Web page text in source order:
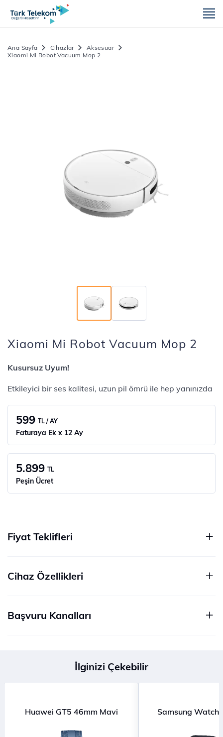
Ana Sayfa Cihazlar
Aksesuar
Xiaomi Mi Robot Vacuum Mop 2
Xiaomi Mi Robot Vacuum Mop 2
Kusursuz Uyum!
Etkileyici bir ses kalitesi, uzun pil ömrü ile hep yanınızda
599 TL / AY
Faturaya Ek x 12 Ay
5.899 TL
Peşin Ücret
Fiyat Teklifleri
Cihaz Özellikleri
Başvuru Kanalları
İlginizi Çekebilir
Huawei GT5 46mm Mavi Samsung Watch